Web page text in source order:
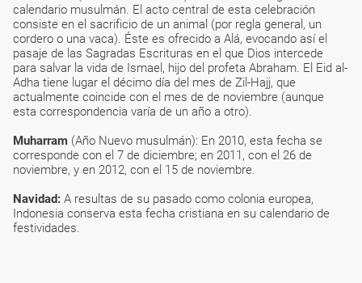
calendario musulmán. El acto central de esta celebración
consiste en el sacrificio de un animal (por regla general, un
cordero o una vaca). Éste es ofrecido a Alá, evocando así el
pasaje de las Sagradas Escrituras en el que Dios intercede
para salvar la vida de Ismael, hijo del profeta Abraham. El Eid al-
Adha tiene lugar el décimo día del mes de Zil-Hajj, que
actualmente coincide con el mes de de noviembre (aunque
esta correspondencia varía de un año a otro).
Muharram (Año Nuevo musulmán): En 2010, esta fecha se
corresponde con el 7 de diciembre; en 2011, con el 26 de
noviembre, y en 2012, con el 15 de noviembre.
Navidad: A resultas de su pasado como colonia europea,
Indonesia conserva esta fecha cristiana en su calendario de
festividades.